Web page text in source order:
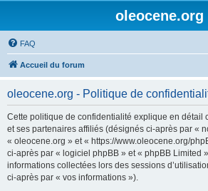
oleocene.org
FAQ
Accueil du forum
oleocene.org - Politique de
Cette politique de confidentialité explique en détail
et ses partenaires affiliés (désignés ci-après par «
« oleocene.org » et « https://www.oleocene.org/
ci-après par « logiciel phpBB » et « phpBB Limited
informations collectées lors des sessions
ci-après par « vos informations »).